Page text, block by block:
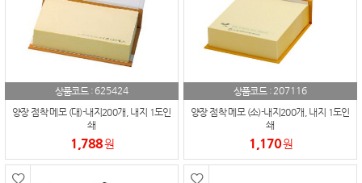
상품코드 : 625424
양장 점착 메모 (대)-내지200개, 내지 1도인
쇄
1,788원
상품코드 :207116
양장 점착 메모 (소)-내지200개, 내지 1도인
쇄
1,170원